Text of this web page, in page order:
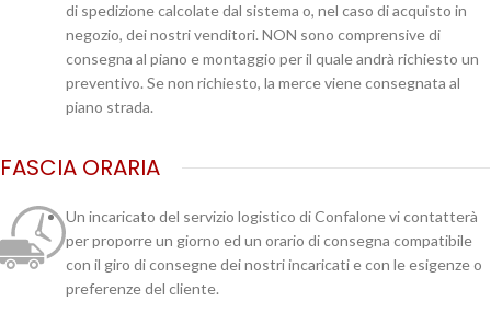
di spedizione calcolate dal sistema o, nel caso di acquisto in
negozio, dei nostri venditori. NON sono comprensive di
consegna al piano e montaggio per il quale andrà richiesto un
preventivo. Se non richiesto, la merce viene consegnata al
piano strada.
FASCIA ORARIA
Un incaricato del servizio logistico di Confalone vi contatterà
per proporre un giorno ed un orario di consegna compatibile
con il giro di consegne dei nostri incaricati e con le esigenze o
preferenze del cliente.